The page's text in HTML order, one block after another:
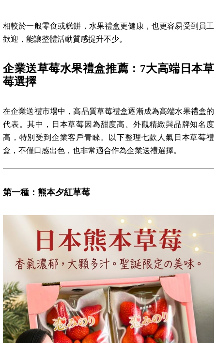
相較於一般零食或糕餅，水果禮盒更健康，也更容易受到員工
歡迎，能讓整體活動質感提升不少。
企業送草莓水果禮盒推薦：7大高端日本草
莓選擇
在企業送禮市場中，高品質草莓禮盒逐漸成為高端水果禮盒的
代表。其中，日本草莓因為甜度高、外觀精緻與品牌知名度
高，特別受到企業客戶青睞。以下整理七款人氣日本草莓禮
盒，不僅口感出色，也非常適合作為企業送禮選擇。
第一種：熊本夕紅草莓